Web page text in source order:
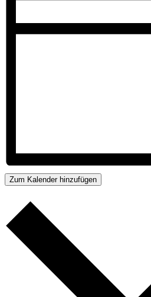
Zum Kalender hinzufügen